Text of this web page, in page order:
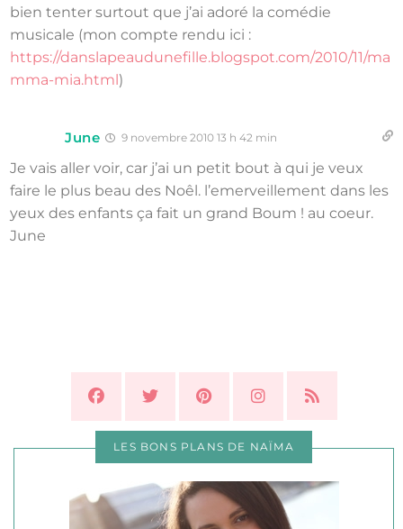
bien tenter surtout que j’ai adoré la comédie
musicale (mon compte rendu ici :
https://danslapeaudunefille.blogspot.com/2010/11/ma
mma-mia.html )
June 9 novembre 2010 13 h 42 min
Je vais aller voir, car j’ai un petit bout à qui je veux
faire le plus beau des Noêl. l’emerveillement dans les
yeux des enfants ça fait un grand Boum ! au coeur.
June
LES BONS PLANS DE NAÏMA